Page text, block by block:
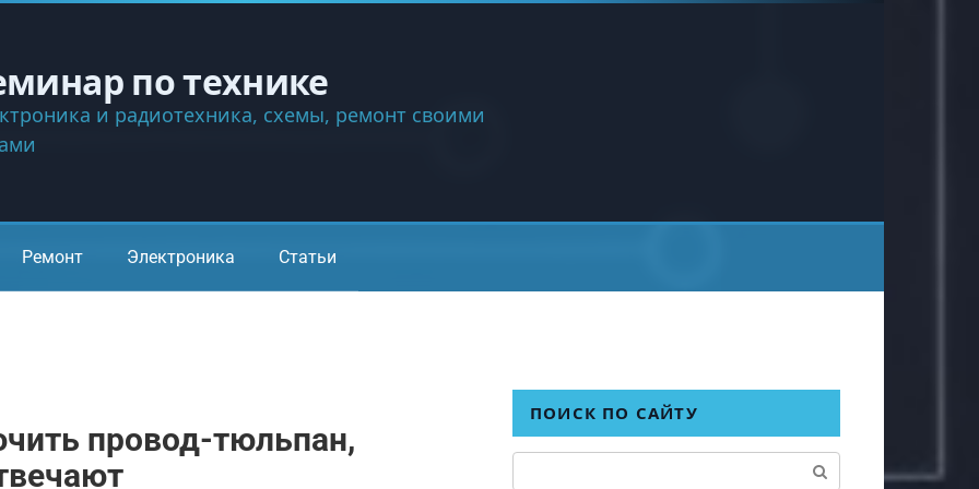
по технике
и радиотехника, схемы, ремонт своими
Ремонт Электроника Статьи
провод-тюльпан,
ПОИСК ПО САЙТУ